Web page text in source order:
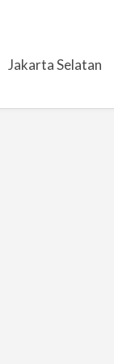
Jakarta Selatan